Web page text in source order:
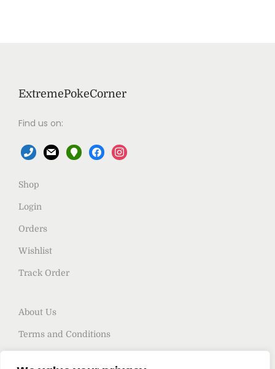
ExtremePokeCorner
Find us on:
Shop
Login
Orders
Wishlist
Track Order
About Us
Terms and Conditions